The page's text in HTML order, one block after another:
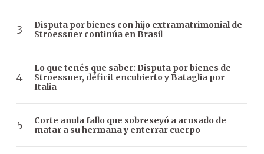
Disputa por bienes con hijo extramatrimonial de
Stroessner continúa en Brasil
Lo que tenés que saber: Disputa por bienes de
Stroessner, déficit encubierto y Bataglia por
Italia
Corte anula fallo que sobreseyó a acusado de
matar a su hermana y enterrar cuerpo